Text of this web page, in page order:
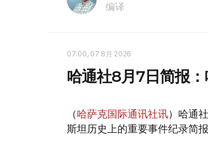
编译
07:00, 07 8月 2026
哈通社8月7日简报
（哈萨克国际通讯社讯）哈通
斯坦历史上的重要事件纪录简报